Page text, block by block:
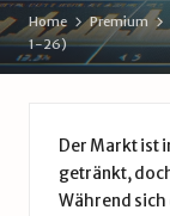
e
Home Premium
1-26)
Der Markt ist
getränkt,
Während